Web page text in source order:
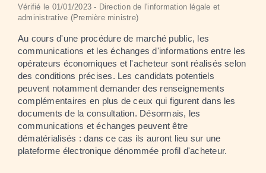
Vérifié le 01/01/2023 - Direction de l'information légale et
administrative (Première ministre)
Au cours d'une procédure de marché public, les
communications et les échanges d'informations entre les
opérateurs économiques et l'acheteur sont réalisés selon
des conditions précises. Les candidats potentiels
peuvent notamment demander des renseignements
complémentaires en plus de ceux qui figurent dans les
documents de la consultation. Désormais, les
communications et échanges peuvent être
dématérialisés : dans ce cas ils auront lieu sur une
plateforme électronique dénommée profil d'acheteur.